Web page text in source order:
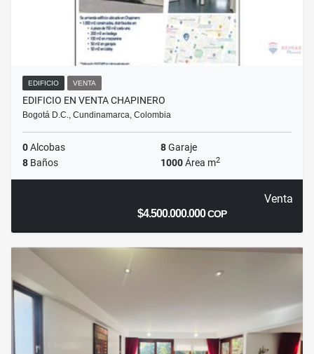
EDIFICIO VENTA
EDIFICIO EN VENTA CHAPINERO
Bogotá D.C., Cundinamarca, Colombia
0Alcobas 8Garaje
8 Baños 1000Área m2
Venta
$4.500.000.000COP